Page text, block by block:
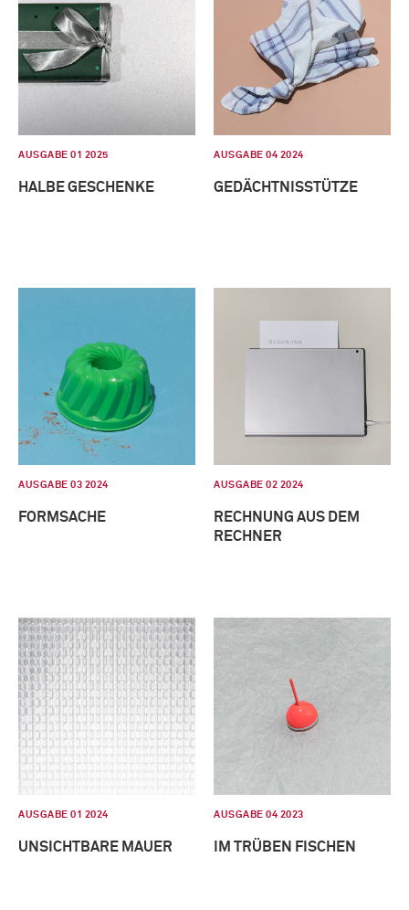
AUSGABE 01 2025
HALBE GESCHENKE
AUSGABE 04 2024
GEDÄCHTNISSTÜTZE
AUSGABE 03 2024
FORMSACHE
AUSGABE 02 2024
RECHNUNG AUS DEM
RECHNER
AUSGABE 01 2024
UNSICHTBARE MAUER
AUSGABE 04 2023
IM TRÜBEN FISCHEN